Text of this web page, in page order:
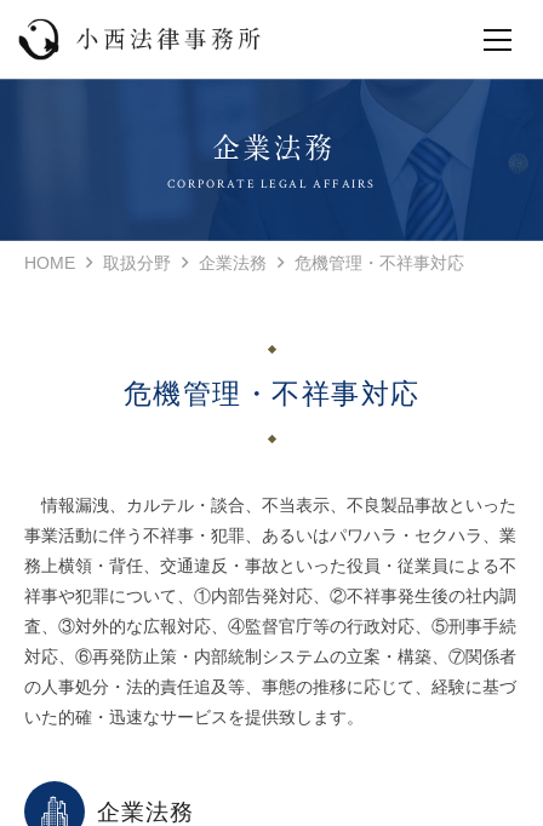
CORPORATE LEGAL AFFAIRS
HOME 取扱分野 企業法務 危機管理・不祥事対応
危機管理・不祥事対応
情報漏洩、カルテル・談合、不当表示、不良製品事故といった
事業活動に伴う不祥事・犯罪、あるいはパワハラ・セクハラ、業
務上横領・背任、交通違反・事故といった役員・従業員による不
祥事や犯罪について、①内部告発対応、②不祥事発生後の社内調
査、③対外的な広報対応、④監督官庁等の行政対応、⑤刑事手続
対応、⑥再発防止策・内部統制システムの立案・構築、⑦関係者
の人事処分・法的責任追及等、事態の推移に応じて、経験に基づ
いた的確・迅速なサービスを提供致します。
企業法務